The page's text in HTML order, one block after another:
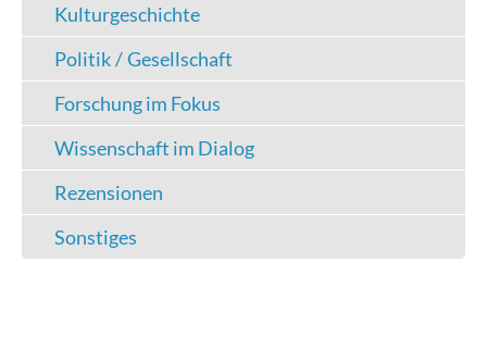
Kulturgeschichte
Politik / Gesellschaft
Forschung im Fokus
Wissenschaft im Dialog
Rezensionen
Sonstiges